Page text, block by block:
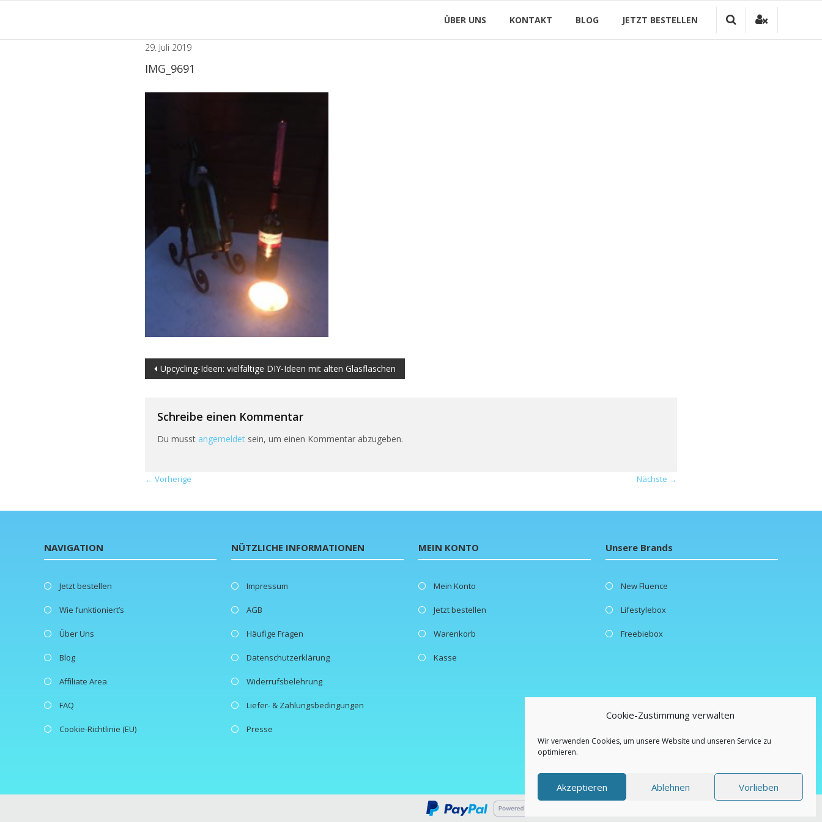
Cookie-Zustimmung verwalten
Wir verwenden Cookies, um unsere Website und unseren Service zu
optimieren.
Akzeptieren Ablehnen Vorlieben
ÜBER UNS KONTAKT BLOG JETZT BESTELLEN
29. Juli 2019
IMG_9691
Beitragsnavigation
Upcycling-Ideen: vielfältige DIY-Ideen mit alten Glasflaschen
Schreibe einen Kommentar
Du musst angemeldet sein, um einen Kommentar abzugeben.
← Vorherige Nächste →
NAVIGATION
Jetzt bestellen
Wie funktioniert’s
Über Uns
Blog
Affiliate Area
FAQ
Cookie-Richtlinie (EU)
NÜTZLICHE INFORMATIONEN
Impressum
AGB
Häufige Fragen
Datenschutzerklärung
Widerrufsbelehrung
Liefer- & Zahlungsbedingungen
Presse
MEIN KONTO
Mein Konto
Jetzt bestellen
Warenkorb
Kasse
Unsere Brands
New Fluence
Lifestylebox
Freebiebox